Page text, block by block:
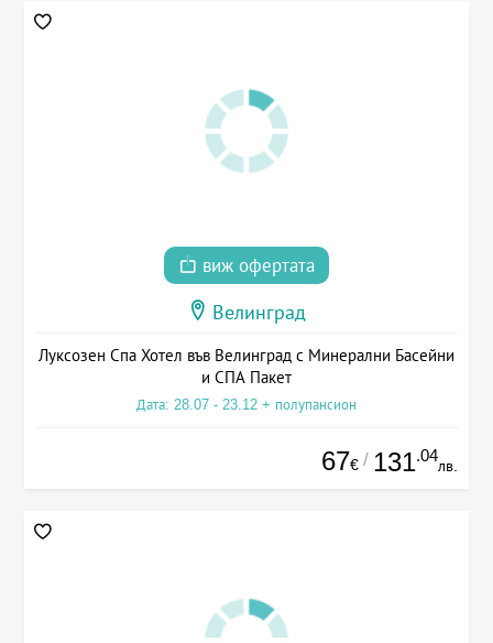
виж офертата
Велинград
Луксозен Спа Хотел във Велинград с Минерални Басейни
и СПА Пакет
Дата: 28.07 - 23.12 + полупансион
67€ / 131.04
лв.